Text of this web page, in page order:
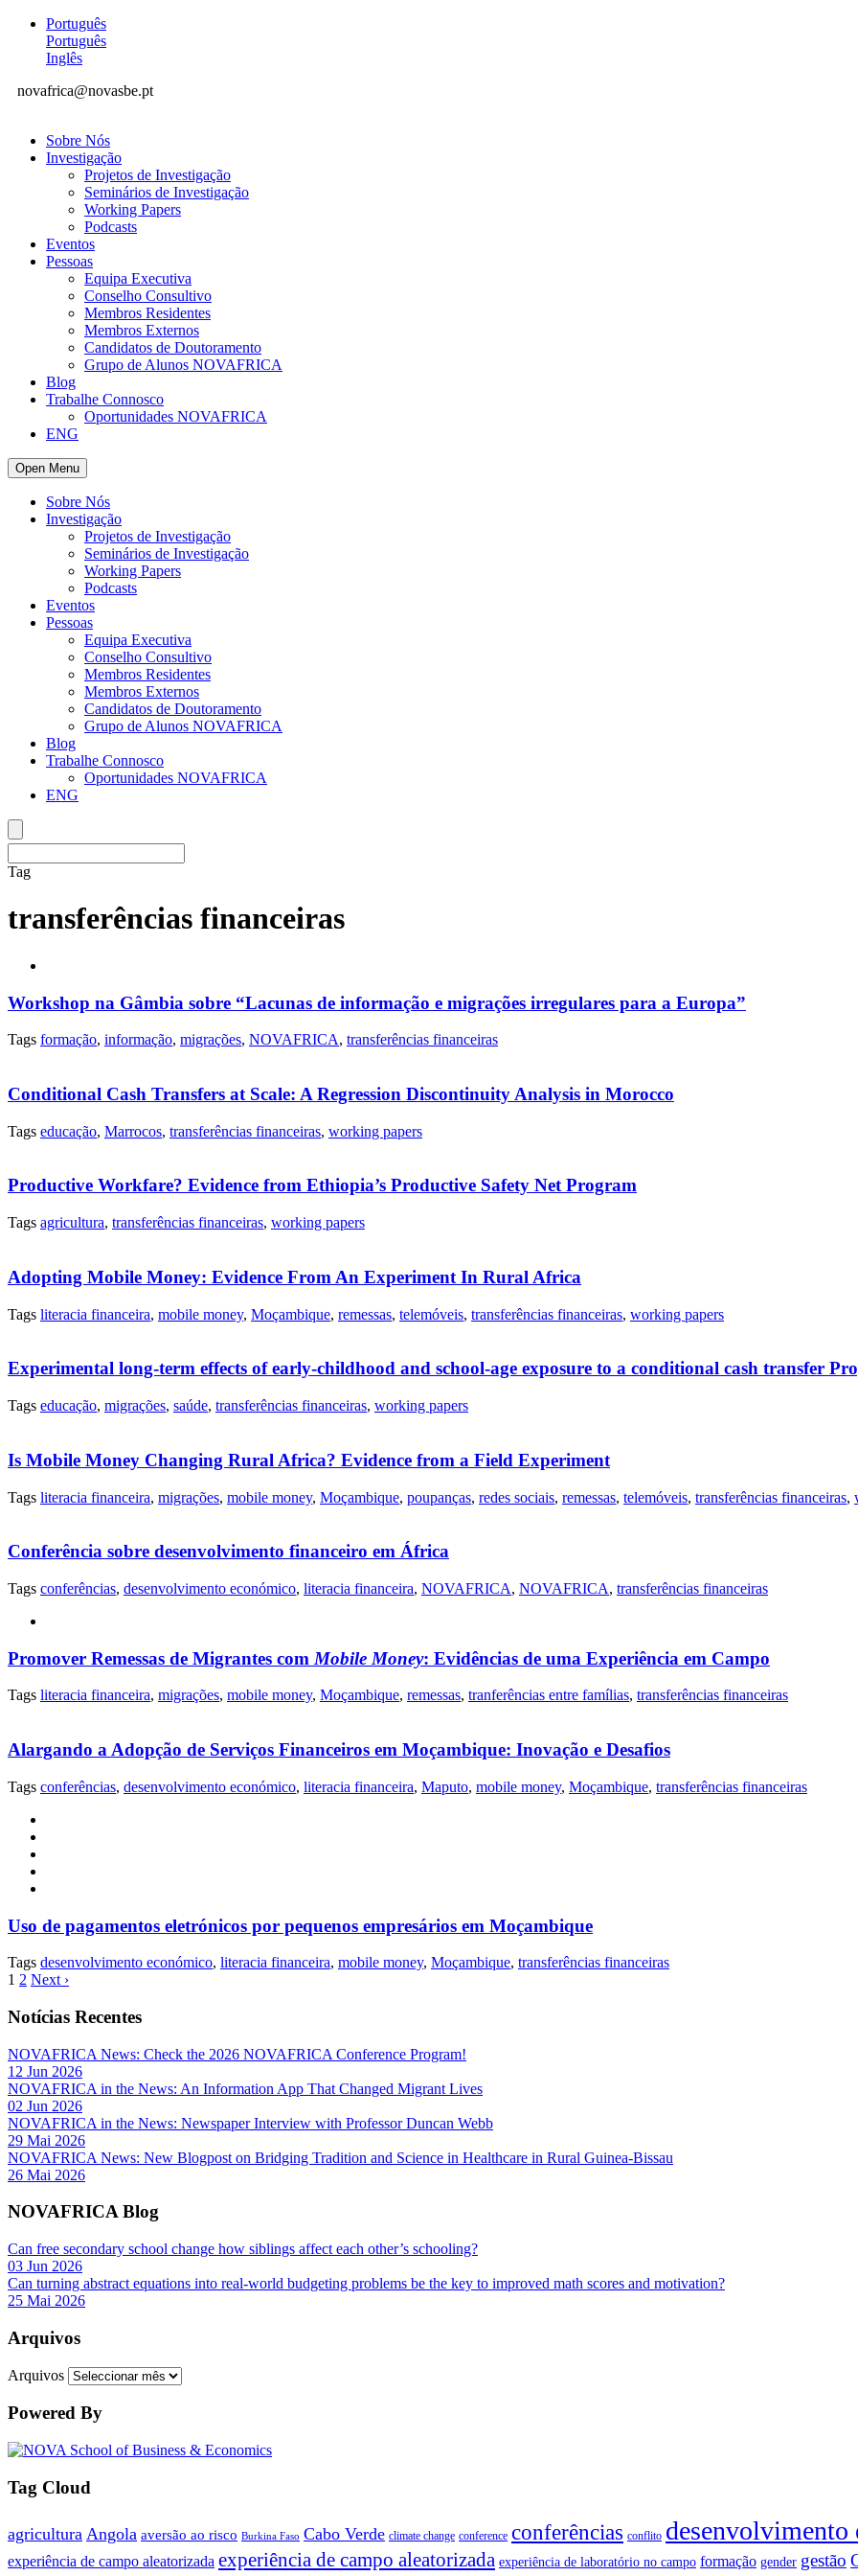
Português
Português
Inglês
novafrica@novasbe.pt
Sobre Nós
Investigação
Projetos de Investigação
Seminários de Investigação
Working Papers
Podcasts
Eventos
Pessoas
Equipa Executiva
Conselho Consultivo
Membros Residentes
Membros Externos
Candidatos de Doutoramento
Grupo de Alunos NOVAFRICA
Blog
Trabalhe Connosco
Oportunidades NOVAFRICA
ENG
Open Menu
Sobre Nós
Investigação
Projetos de Investigação
Seminários de Investigação
Working Papers
Podcasts
Eventos
Pessoas
Equipa Executiva
Conselho Consultivo
Membros Residentes
Membros Externos
Candidatos de Doutoramento
Grupo de Alunos NOVAFRICA
Blog
Trabalhe Connosco
Oportunidades NOVAFRICA
ENG
Tag
transferências financeiras
Workshop na Gâmbia sobre “Lacunas de informação e migrações irregulares para a Europa”
Tags formação, informação, migrações, NOVAFRICA, transferências financeiras
Conditional Cash Transfers at Scale: A Regression Discontinuity Analysis in Morocco
Tags educação, Marrocos, transferências financeiras, working papers
Productive Workfare? Evidence from Ethiopia’s Productive Safety Net Program
Tags agricultura, transferências financeiras, working papers
Adopting Mobile Money: Evidence From An Experiment In Rural Africa
Tags literacia financeira, mobile money, Moçambique, remessas, telemóveis, transferências financeiras, working papers
Experimental long-term effects of early-childhood and school-age exposure to a conditional cash transfer
Tags educação, migrações, saúde, transferências financeiras, working papers
Is Mobile Money Changing Rural Africa? Evidence from a Field Experiment
Tags literacia financeira, migrações, mobile money, Moçambique, poupanças, redes sociais, remessas, telemóveis, transferências financeiras,
Conferência sobre desenvolvimento financeiro em África
Tags conferências, desenvolvimento económico, literacia financeira, NOVAFRICA, NOVAFRICA, transferências financeiras
Promover Remessas de Migrantes com Mobile Money: Evidências de uma Experiência em Campo
Tags literacia financeira, migrações, mobile money, Moçambique, remessas, tranferências entre famílias, transferências financeiras
Alargando a Adopção de Serviços Financeiros em Moçambique: Inovação e Desafios
Tags conferências, desenvolvimento económico, literacia financeira, Maputo, mobile money, Moçambique, transferências financeiras
Uso de pagamentos eletrónicos por pequenos empresários em Moçambique
Tags desenvolvimento económico, literacia financeira, mobile money, Moçambique, transferências financeiras
1 2 Next ›
Notícias Recentes
NOVAFRICA News: Check the 2026 NOVAFRICA Conference Program!
12 Jun 2026
NOVAFRICA in the News: An Information App That Changed Migrant Lives
02 Jun 2026
NOVAFRICA in the News: Newspaper Interview with Professor Duncan Webb
29 Mai 2026
NOVAFRICA News: New Blogpost on Bridging Tradition and Science in Healthcare in Rural Guinea-Bissau
26 Mai 2026
NOVAFRICA Blog
Can free secondary school change how siblings affect each other’s schooling?
03 Jun 2026
Can turning abstract equations into real-world budgeting problems be the key to improved math scores and motivation?
25 Mai 2026
Arquivos
Arquivos
Powered By
Tag Cloud
agricultura Angola aversão ao risco Burkina Faso Cabo Verde climate change conference conferências conflito desenvolvimento
experiência de campo aleatorizada experiência de campo aleatorizada experiência de laboratório no campo formação gender gestão